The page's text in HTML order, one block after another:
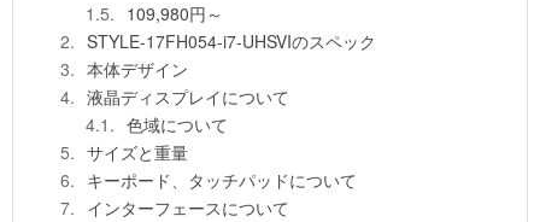
109,980円～
STYLE-17FH054-i7-UHSVIのスペック
本体デザイン
液晶ディスプレイについて
色域について
サイズと重量
キーポード、タッチパッドについて
インターフェースについて